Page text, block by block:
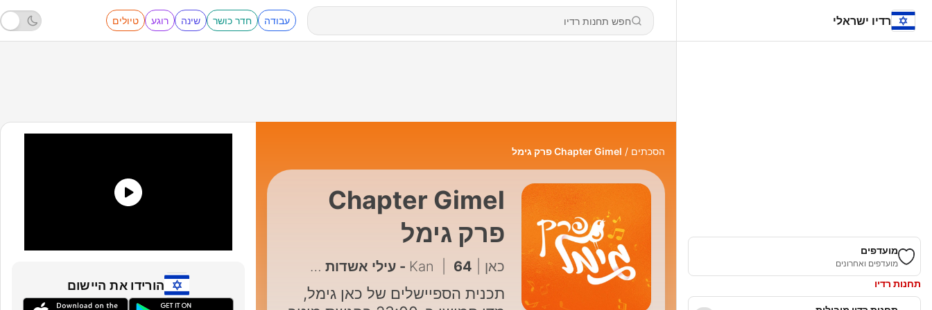
רדיו ישראלי עבודה חדר כושר שינה רוגע טיולים
מועדפים
מועדפים ואחרונים
תחנות רדיו
הסכתים Chapter Gimel פרק גימל
Chapter Gimel
פרק גימל
כאן | Kan 64 - עילי אשדות מוציא אלבום חדש בעקבות המלחמה
תכנית הספיישלים של כאן גימל,
הורידו את היישום